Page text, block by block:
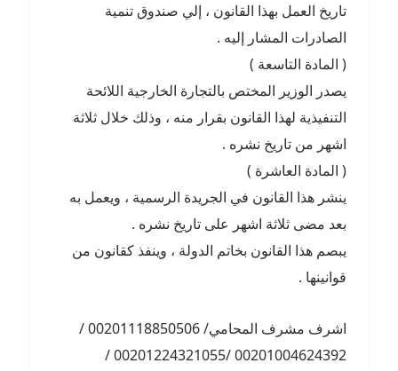
تاريخ العمل بهذا القانون ، إلي صندوق تنمية
الصادرات المشار إليه .
( المادة التاسعة )
يصدر الوزير المختص بالتجارة الخارجية اللائحة
التنفيذية لهذا القانون بقرار منه ، وذلك خلال ثلاثة
اشهر من تاريخ نشره .
( المادة العاشرة )
ينشر هذا القانون في الجريدة الرسمية ، ويعمل به
بعد مضى ثلاثة اشهر على تاريخ نشره .
يبصم هذا القانون بخاتم الدولة ، وينفذ كقانون من
قوانينها .
اشرف مشرف المحامي/ 00201118850506 /
00201004624392 /00201224321055 /